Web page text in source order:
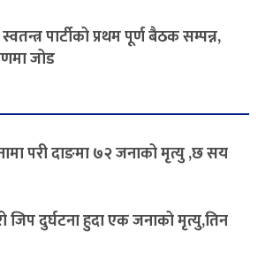
स्वतन्त्र पार्टीको प्रथम पूर्ण बैठक सम्पन्न,
जोड
परी दाङमा ७२ जनाको मृत्यु ,छ सय
जिप दुर्घटना हुदा एक जनाको मृत्यु,तिन